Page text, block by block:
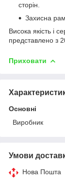
сторін.
Захисна
Висока якість і
представлено з
Приховати
Основні
Виробник
Умови
Нова Пошта